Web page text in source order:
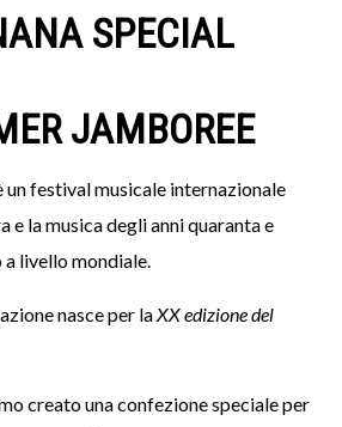
SPECIAL
JAMBOREE
un festival musicale internazionale
e la musica degli anni quaranta e
livello mondiale.
nasce per laXX edizione del
creato una confezione speciale per